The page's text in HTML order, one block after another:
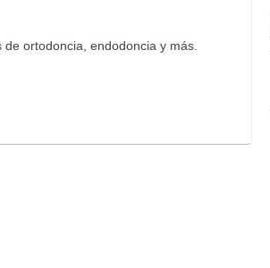
ortodoncia, endodoncia y más.